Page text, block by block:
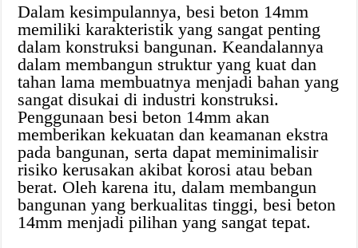
Dalam kesimpulannya, besi beton 14mm
memiliki karakteristik yang sangat penting
dalam konstruksi bangunan. Keandalannya
dalam membangun struktur yang kuat dan
tahan lama membuatnya menjadi bahan yang
sangat disukai di industri konstruksi.
Penggunaan besi beton 14mm akan
memberikan kekuatan dan keamanan ekstra
pada bangunan, serta dapat meminimalisir
risiko kerusakan akibat korosi atau beban
berat. Oleh karena itu, dalam membangun
bangunan yang berkualitas tinggi, besi beton
14mm menjadi pilihan yang sangat tepat.